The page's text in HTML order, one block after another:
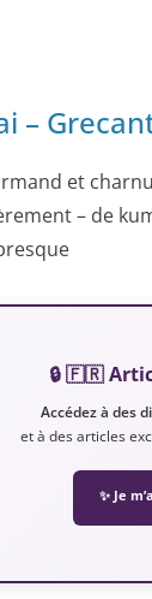
–
et
– de
🔒 🇫🇷
Accédez à des
et à des articles
✨ Je